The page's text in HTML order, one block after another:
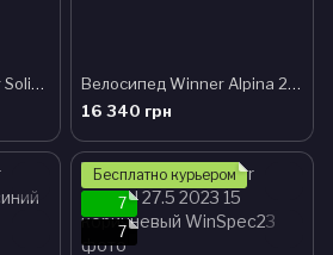
Велосипед 26" Winner Solid FX 2025 Sчорный
Велосипед Winner Alpina 27.5 (2x7) 2022 желтый
16 340 грн
Подарок
Бесплатно курьером
7
7